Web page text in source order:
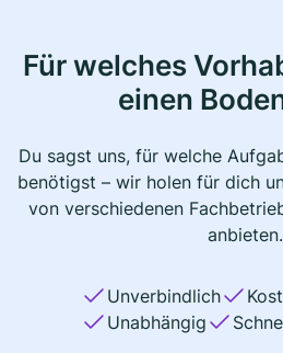
Für welches
einen
Du sagst uns, für welche
benötigst – wir holen für dich
von verschiedenen
anbieten.
Unverbindlich
Unabhängig